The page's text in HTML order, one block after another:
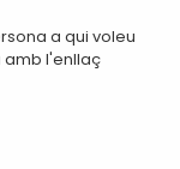
a qui voleu
amb l'enllaç